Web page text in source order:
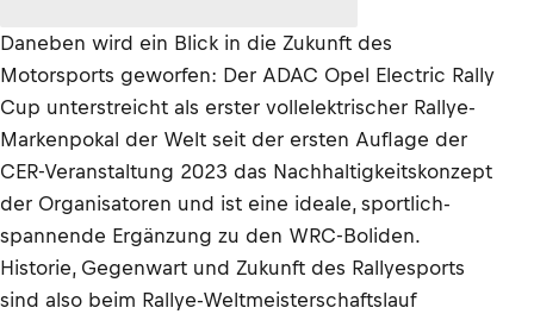
Daneben wird ein Blick in die Zukunft des
Motorsports geworfen: Der ADAC Opel Electric Rally
Cup unterstreicht als erster vollelektrischer Rallye-
Markenpokal der Welt seit der ersten Auflage der
CER-Veranstaltung 2023 das Nachhaltigkeitskonzept
der Organisatoren und ist eine ideale, sportlich-
spannende Ergänzung zu den WRC-Boliden.
Historie, Gegenwart und Zukunft des Rallyesports
sind also beim Rallye-Weltmeisterschaftslauf